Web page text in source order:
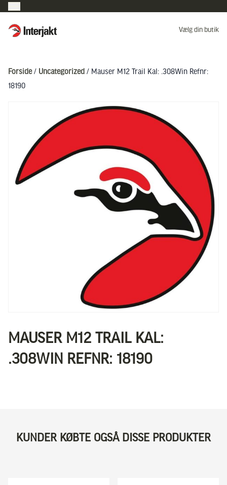
Interjakt DK Vælg din butik
Forside/ Uncategorized / Mauser M12 Trail Kal: .308Win Refnr:
18190
MAUSER M12 TRAIL KAL:
.308WIN REFNR: 18190
KUNDER KØBTE OGSÅ DISSE PRODUKTER